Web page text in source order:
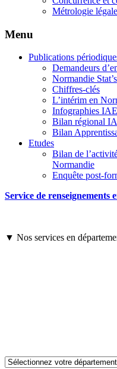
Métrologie légale
Menu
Publications
Demandeurs
Normandie Stat’s
Chiffres-clés
L’intérim en
Infographies IAE
Bilan régional
Bilan
Etudes
Bilan de
Normandie
Enquête post-
Service de renseignements
▼ Nos services en